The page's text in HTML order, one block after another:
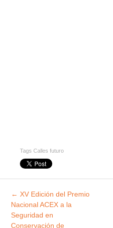
Tags Calles futuro
Explorar
entradas
← XV Edición del Premio
Nacional ACEX a la
Seguridad en
Conservación de